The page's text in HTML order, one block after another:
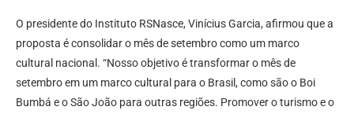
O presidente do Instituto RSNasce, Vinícius Garcia, afirmou que a
proposta é consolidar o mês de setembro como um marco
cultural nacional. “Nosso objetivo é transformar o mês de
setembro em um marco cultural para o Brasil, como são o Boi
Bumbá e o São João para outras regiões. Promover o turismo e o